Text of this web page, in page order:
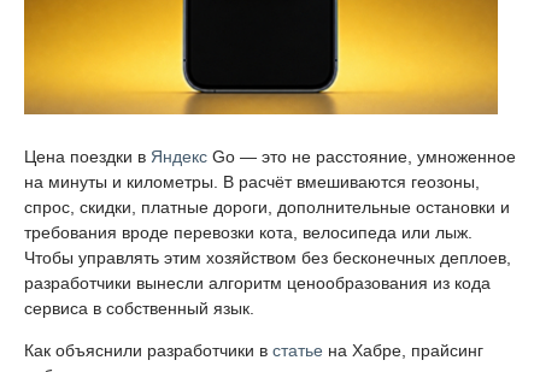
Цена поездки в Яндекс Go — это не расстояние, умноженное
на минуты и километры. В расчёт вмешиваются геозоны,
спрос, скидки, платные дороги, дополнительные остановки и
требования вроде перевозки кота, велосипеда или лыж.
Чтобы управлять этим хозяйством без бесконечных деплоев,
разработчики вынесли алгоритм ценообразования из кода
сервиса в собственный язык.
Как объяснили разработчики в статье на Хабре, прайсинг